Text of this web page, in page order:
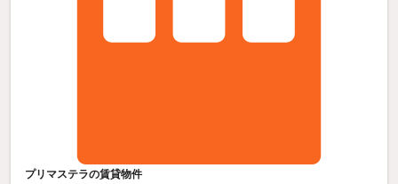
プリマステラの賃貸物件